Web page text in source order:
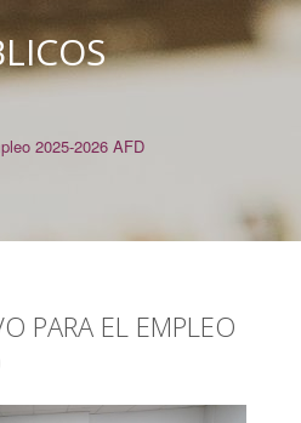
2025-2026 AFD
PARA EL EMPLEO